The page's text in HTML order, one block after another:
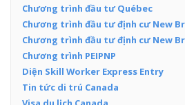
Chương trình đầu tư Québec
Chương trình đầu tư định cư New
Chương trình đầu tư định cư New
Chương trình PEIPNP
Diện Skill Worker Express Entry
Tin tức di trú Canada